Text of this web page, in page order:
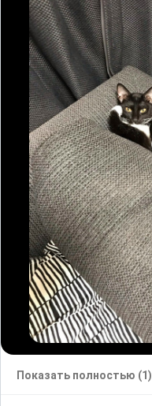
Показать полностью (1)